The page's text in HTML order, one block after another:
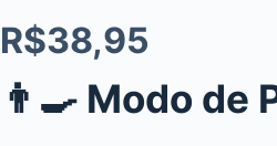
R$38,95
👨‍🍳 Modo de